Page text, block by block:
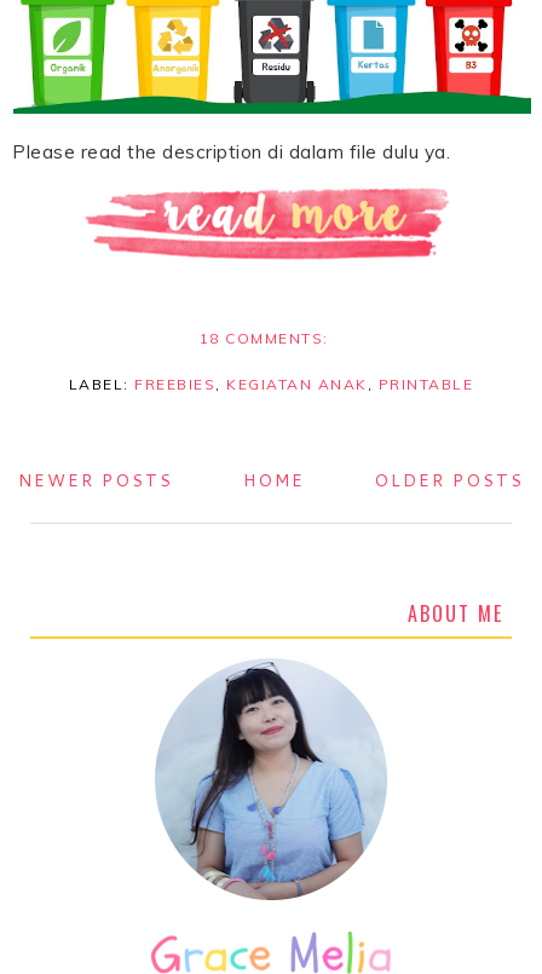
Please read the description di dalam file dulu ya.
18 COMMENTS:
LABEL: FREEBIES KEGIATAN ANAK PRINTABLE
NEWER POSTS OLDER POSTS
HOME
ABOUT ME